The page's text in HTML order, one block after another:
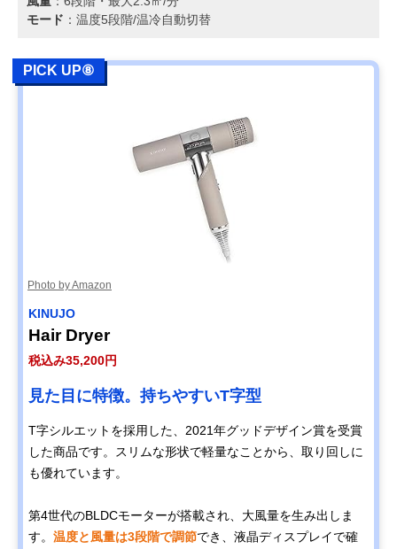
モード ：温度5段階/温冷自動切替
PICK UP⑧
Photo by Amazon
KINUJO
Hair Dryer
税込み35,200円
見た目に特徴。持ちやすいT字型
T字シルエットを採用した、2021年グッドデザイン賞を受賞
した商品です。スリムな形状で軽量なことから、取り回しに
も優れています。
第4世代のBLDCモーターが搭載され、大風量を生み出しま
す。 温度と風量は3段階で調節でき、液晶ディスプレイで確